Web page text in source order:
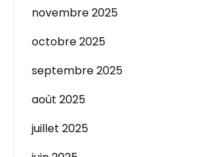
novembre 2025
octobre 2025
septembre 2025
août 2025
juillet 2025